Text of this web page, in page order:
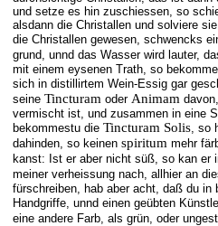
und setze es hin zuschiessen, so
alsdann die Christallen und solviere
die Christallen gewesen, schwencks
grund, unnd das Wasser wird lauter,
mit einem eysenen Trath, so
sich in distillirtem Wein-Essig gar
seine Tincturam oder Animam
vermischt ist, und zusammen in eine
bekommestu die Tincturam Solis ,
dahinden, so keinen spiritum mehr
kanst: Ist er aber nicht süß, so kan er
meiner verheissung nach, allhier an
fürschreiben, hab aber acht, daß du in
Handgriffe, unnd einen geübten
eine andere Farb, als grün, oder